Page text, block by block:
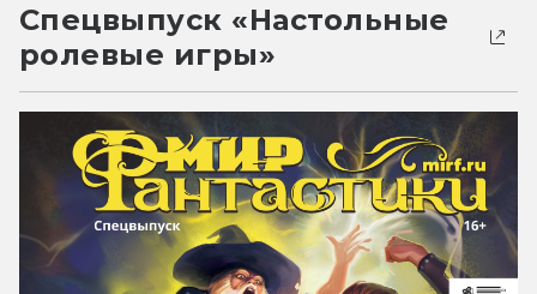
Спецвыпуск «Настольные
ролевые игры»